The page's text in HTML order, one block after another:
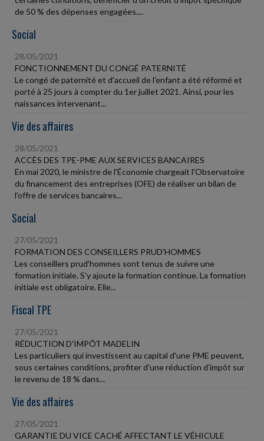
de 50 % des dépenses engagées....
Social
28/05/2021
FONCTIONNEMENT DU CONGÉ PATERNITÉ
Le congé de paternité et d'accueil de l'enfant a été réformé et
porté à 25 jours à compter du 1er juillet 2021. Ainsi, pour les
naissances intervenant...
Vie des affaires
28/05/2021
ACCÈS DES TPE-PME AUX SERVICES BANCAIRES
En mai 2020, le ministre de l'Économie chargeait l'Observatoire
du financement des entreprises (OFE) de réaliser un bilan de
l'offre de services bancaires...
Social
27/05/2021
FORMATION DES CONSEILLERS PRUD'HOMMES
Les conseillers prud'hommes sont tenus de suivre une
formation initiale. S'y ajoute la formation continue. La formation
initiale est obligatoire. Elle...
Fiscal TPE
27/05/2021
RÉDUCTION D'IMPÔT MADELIN
Les particuliers qui investissent au capital d'une PME peuvent,
sous certaines conditions, profiter d'une réduction d'impôt sur
le revenu de 18 % dans...
Vie des affaires
27/05/2021
GARANTIE DU VICE CACHÉ AFFECTANT LE VÉHICULE